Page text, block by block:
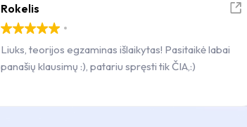
Rokelis
Liuks, teorijos egzaminas išlaikytas! Pasitaikė labai
panašių klausimų :), patariu spręsti tik ČIA,:)